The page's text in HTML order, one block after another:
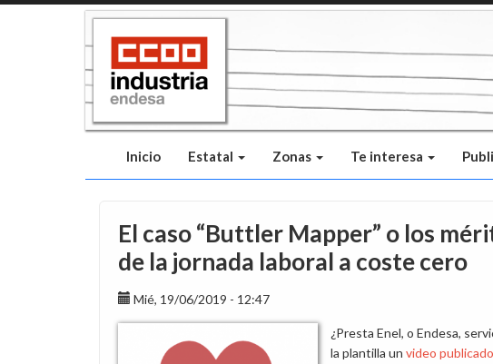
Inicio Estatal Zonas Te interesa
El caso “Buttler Mapper” o los
de la jornada laboral a coste cero
Mié, 19/06/2019 - 12:47
¿Presta Enel, o Endesa,
la plantilla un video